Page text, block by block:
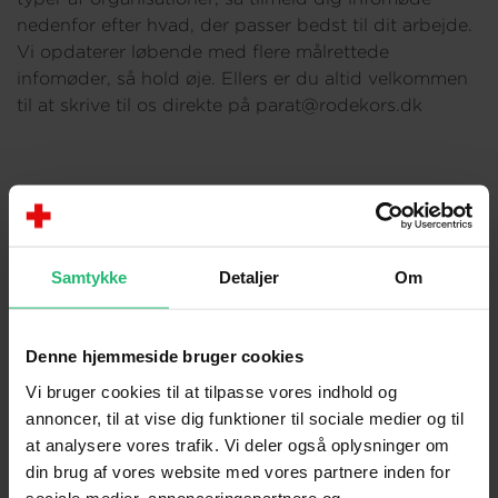
Samtykke Detaljer Om
Denne hjemmeside bruger cookies
Vi bruger cookies til at tilpasse vores indhold og
annoncer, til at vise dig funktioner til sociale medier og til
at analysere vores trafik. Vi deler også oplysninger om
din brug af vores website med vores partnere inden for
nedenfor efter hvad, der passer bedst til dit arbejde.
Vi opdaterer løbende med flere målrettede
infomøder, så hold øje. Ellers er du altid velkommen
til at skrive til os direkte på parat@rodekors.dk
Tirsdag d. 16/6 kl. 8:30-9:15
Tilmeld dig her